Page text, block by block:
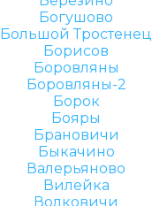
Богушово
Большой Тростенец
Борисов
Боровляны
Боровляны-2
Борок
Бояры
Брановичи
Быкачино
Валерьяново
Вилейка
Волковичи